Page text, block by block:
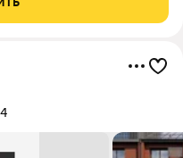
по адресу: